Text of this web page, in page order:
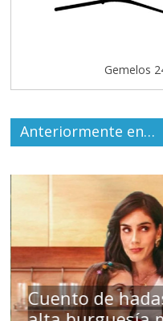
Gemelos
Anteriormente en…
Cuento de